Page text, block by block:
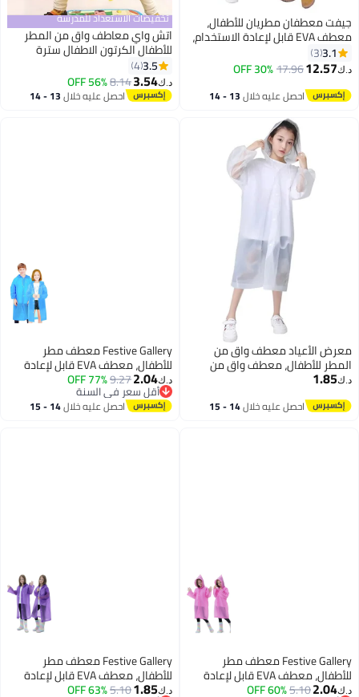
جيفت معطفان مطريان للأطفال،
معطف EVA قابل لإعادة الاستخدام،
13 سنة، معدات طوارئ للتخييم
والمشي لمسافات طويلة والسفر
والمدرسة
3.1
3
د.ك‏12.57
17.96
30% OFF
احصل عليه خلال 13 - 14
تخفيضات الاستعداد للمدرسة
اتش واي معاطف واق من المطر
للأطفال الكرتون الاطفال سترة
المطر الأولاد الفتيات مقنعين المطر
المعطف في الهواء الطلق أطفال
معطف واق من المطر شفاف طالب
بدلة المطر للماء سترة واقية دائمة
3.5
4
د.ك‏3.54
8.14
56% OFF
احصل عليه خلال 13 - 14
معرض الأعياد معطف واق من
المطر للأطفال، معطف واق من
المطر مصنوع من مادة إي في إيه
قابل لإعادة الاستخدام وقابل للطي
د.ك‏1.85
احصل عليه خلال 14 - 15
Festive Gallery معطف مطر
للأطفال، معطف EVA قابل لإعادة
الاستخدام بونشو جاكيت للأولاد
والبنات من 6-13 سنة، معدات
طوارئ للتخييم في الهواء الطلق
د.ك‏2.04
9.27
77% OFF
أقل سعر في السنة
أقل سعر في السنة
احصل عليه خلال 14 - 15
Festive Gallery معطف مطر
للأطفال، معطف EVA قابل لإعادة
الاستخدام بونشو لجacket للأولاد د.ك‏2.04
5.10
60% OFF
Festive Gallery معطف مطر
للأطفال، معطف EVA قابل لإعادة
الاستخدام بونشو جاكيت للأولاد
د.ك‏1.85
5.10
63% OFF